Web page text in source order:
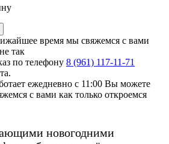
время мы свяжемся с вами
так
по телефону 8 (961) 117-11-71
ежедневно с 11:00 Вы можете
с вами как только откроемся
новогодними